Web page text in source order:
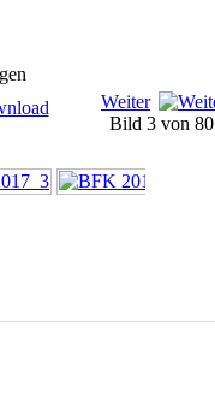
Weiter
Bild 3 von 80